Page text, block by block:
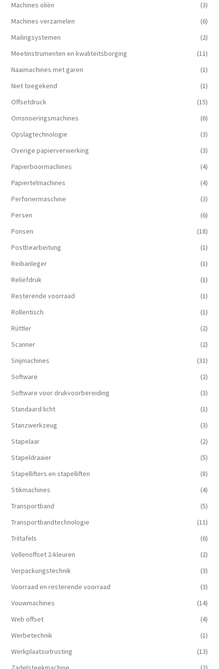
Machines oliën
(3)
Machines verzamelen
(6)
Mailingsystemen
(2)
Meetinstrumenten en kwaliteitsborging
(11)
Naaimachines met garen
(1)
Niet toegekend
(1)
Offsetdruck
(15)
Omsnoeringsmachines
(6)
Opslagtechnologie
(3)
Overige papierverwerking
(3)
Papierboormachines
(4)
Papiertelmachines
(4)
Perforiermaschine
(3)
Persen
(6)
Ponsen
(18)
Postbearbeitung
(1)
Reibanleger
(1)
Reliëfdruk
(1)
Resterende voorraad
(1)
Rollentisch
(1)
Rüttler
(2)
Scanner
(2)
Snijmachines
(31)
Software
(2)
Software voor drukvoorbereiding
(3)
Standaard licht
(1)
Stanzwerkzeug
(3)
Stapelaar
(2)
Stapeldraaier
(5)
Stapellifters en stapelliften
(8)
Stikmachines
(4)
Transportband
(5)
Transportbandtechnologie
(11)
Triltafels
(6)
Vellenoffset 2-kleuren
(2)
Verpackungstechnik
(3)
Voorraad en resterende voorraad
(3)
Vouwmachines
(14)
Web offset
(4)
Werbetechnik
(1)
Werkplaatsuitrusting
(13)